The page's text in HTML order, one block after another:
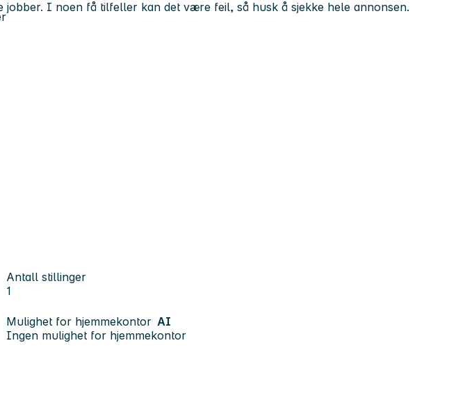
Antall stillinger
1
Mulighet for hjemmekontor AI
Ingen mulighet for hjemmekontor
I noen få tilfeller kan det være feil, så husk å sjekke hele annonsen.